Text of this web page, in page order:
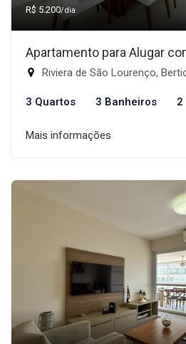
R$ 5.200/dia
Apartamento para Alugar
Riviera de São Lourenço,
3 Quartos 3 Banheiros 2
Mais informações